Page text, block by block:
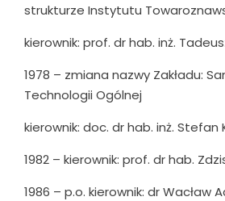
strukturze Instytutu
kierownik: prof. dr hab. inż.
1978 – zmiana nazwy Zakładu:
Technologii Ogólnej
kierownik: doc. dr hab. inż. Stefan
1982 – kierownik: prof. dr hab.
1986 – p.o. kierownik: dr Wacław